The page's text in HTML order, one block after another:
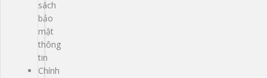
sách
bảo
mật
thông
tin
Chính